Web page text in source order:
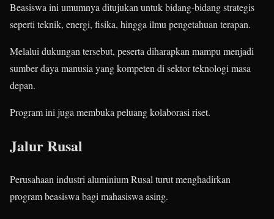
Beasiswa ini umumnya ditujukan untuk bidang-bidang strategis
seperti teknik, energi, fisika, hingga ilmu pengetahuan terapan.
Melalui dukungan tersebut, peserta diharapkan mampu menjadi
sumber daya manusia yang kompeten di sektor teknologi masa
depan.
Program ini juga membuka peluang kolaborasi riset.
Jalur Rusal
Perusahaan industri aluminium Rusal turut menghadirkan
program beasiswa bagi mahasiswa asing.